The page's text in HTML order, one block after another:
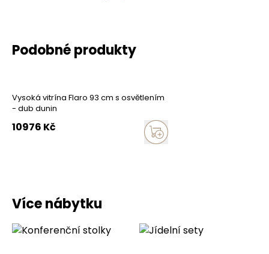
Podobné produkty
Vysoká vitrína Flaro 93 cm s osvětlením
- dub dunin
10976 Kč
Více nábytku